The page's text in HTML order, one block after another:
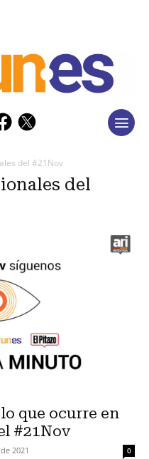
del #21Nov
del
que ocurre en
#21Nov
2021 0